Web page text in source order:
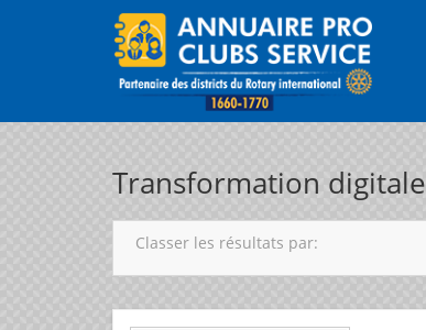
Transformation digitale
Classer les résultats par: